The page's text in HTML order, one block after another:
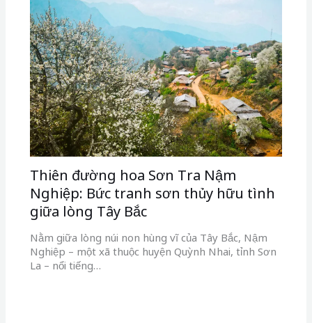
Thiên đường hoa Sơn Tra Nậm
Nghiệp: Bức tranh sơn thủy hữu tình
giữa lòng Tây Bắc
Nằm giữa lòng núi non hùng vĩ của Tây Bắc, Nậm
Nghiệp – một xã thuộc huyện Quỳnh Nhai, tỉnh Sơn
La – nổi tiếng…